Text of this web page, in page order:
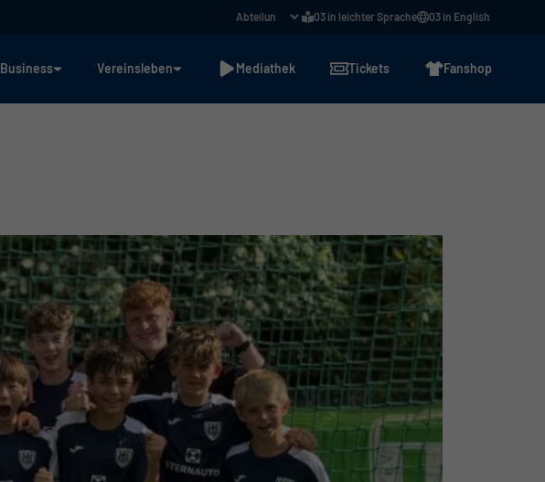
03 in leichter Sprache 03 in English
Business Vereinsleben Mediathek Tickets Fanshop